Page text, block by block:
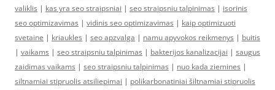
valiklis | kas yra seo straipsniai | seo straipsniu talpinimas | isorinis
seo optimizavimas | vidinis seo optimizavimas | kaip optimizuoti
svetaine | kriaukles | seo apzvalga | namu apyvokos reikmenys | buitis
| vaikams | seo straipsniu talpinimas | bakterijos kanalizacijai | saugus
zaidimas vaikams | seo straipsniu talpinimas | nuo kada ziemines |
siltnamiai stipruolis atsiliepimai | polikarbonatiniai šiltnamiai stipruolis